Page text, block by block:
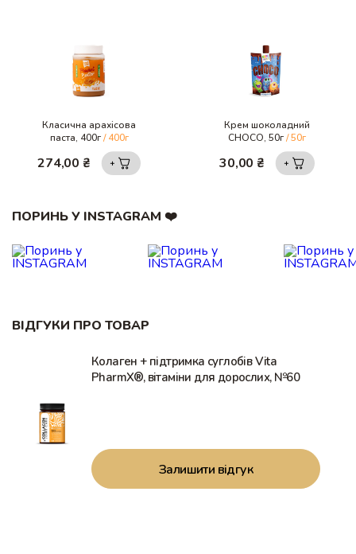
Класична арахісова
паста, 400г / 400г
274,00₴
Крем шоколадний
CHOCO, 50г/ 50г
30,00₴
ПОРИНЬ У INSTAGRAM ❤️
ВІДГУКИ ПРО ТОВАР
Колаген + підтримка суглобів Vita
PharmX®, вітаміни для дорослих, №60
Залишити відгук